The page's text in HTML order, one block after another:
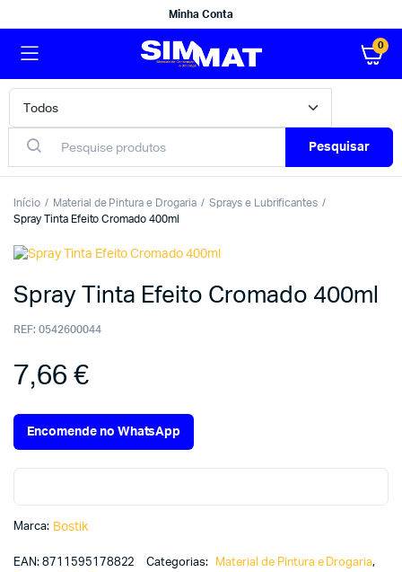
Minha Conta
0
Pesquisar
Início Material de Pintura e Drogaria
Sprays e Lubrificantes
Spray Tinta Efeito Cromado 400ml
Spray Tinta Efeito Cromado 400ml
REF: 0542600044
7,66€
Encomende no WhatsApp
Marca: Bostik
EAN: 8711595178822 Categorias: Material de Pintura e Drogaria,